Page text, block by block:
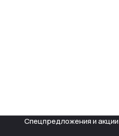
Спецпредложения и акции